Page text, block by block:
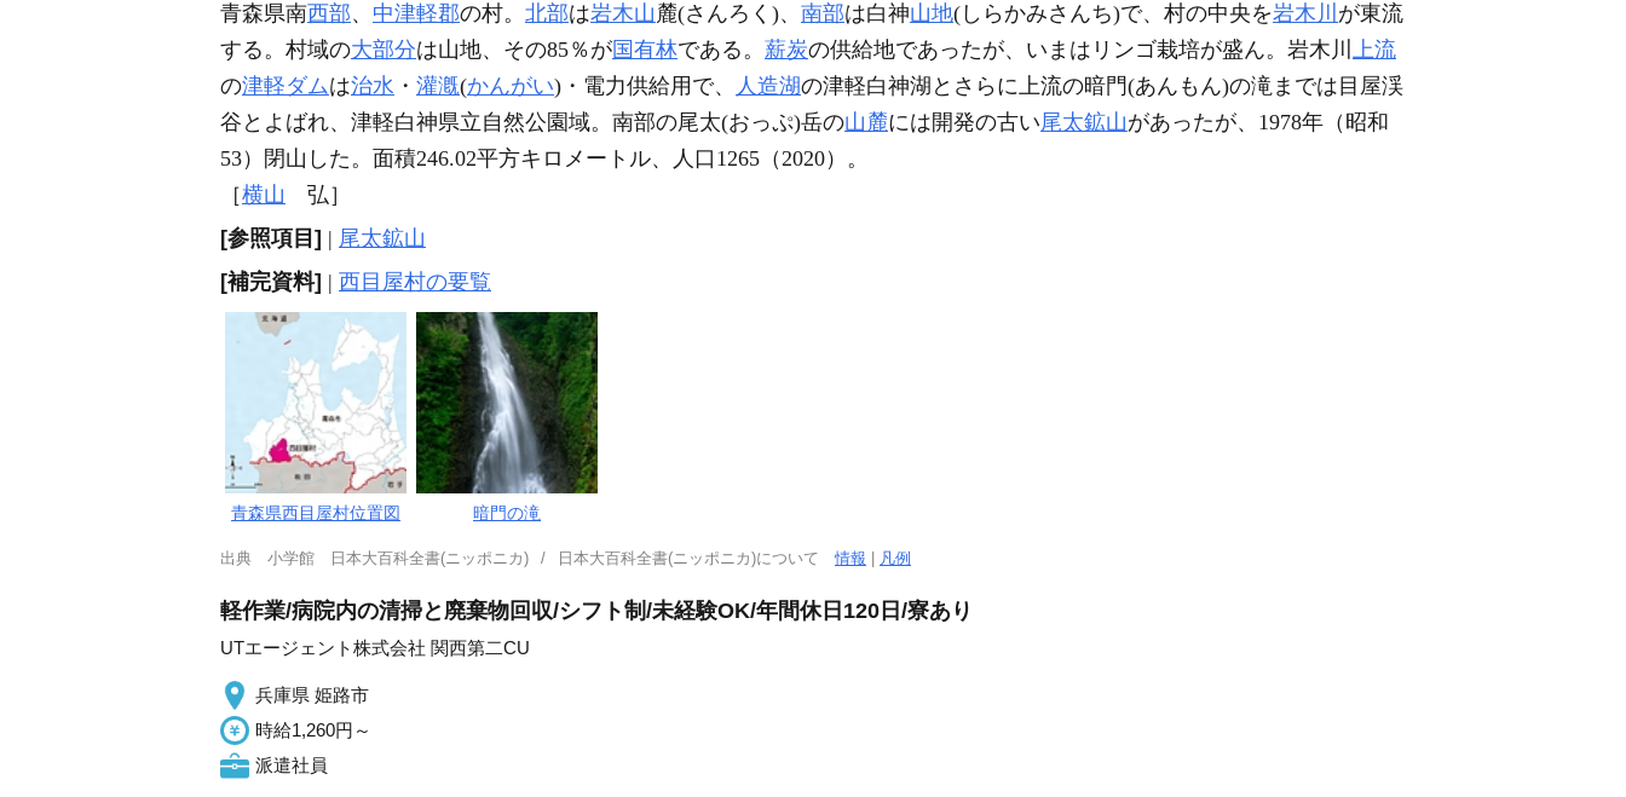
青森県南西部、 中津軽郡の村。 北部は岩木山 麓(さんろく)、 南部は白神山地(しらかみさんち)で、村の中央を岩木川 が東流
する。村域の大部分は山地、その85％が国有林である。 薪炭の供給地であったが、いまはリンゴ栽培が盛ん。岩木川 上流
の津軽ダムは治水 ・ 灌漑(かんがい)・電力供給用で、 人造湖の津軽白神湖とさらに上流の暗門(あんもん)の滝までは目屋渓
谷とよばれ、津軽白神県立自然公園域。南部の尾太(おっぷ)岳の山麓には開発の古い尾太鉱山があったが、1978年（昭和
53）閉山した。面積246.02平方キロメートル、人口1265（2020）。
［横山 弘］
[参照項目] | 尾太鉱山
[補完資料] | 西目屋村の要覧
青森県西目屋村位置図 暗門の滝
出典 小学館 日本大百科全書(ニッポニカ) 日本大百科全書(ニッポニカ)について情報 凡例
軽作業/病院内の清掃と廃棄物回収/シフト制/未経験OK/年間休日120日/寮あり
UTエージェント株式会社 関西第二CU
兵庫県 姫路市
時給1,260円～
派遣社員